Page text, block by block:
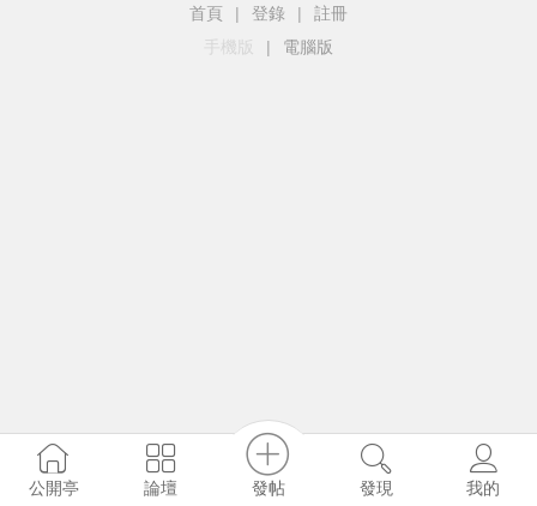
首頁 | 登錄 |
註冊
手機版
| 電腦版
公開亭 論壇 發帖 發現 我的